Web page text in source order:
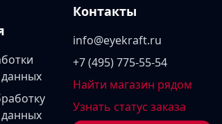
Контакты
info@eyekraft.ru
+7 (495) 775-55-54
Найти магазин рядом
Узнать статус заказа